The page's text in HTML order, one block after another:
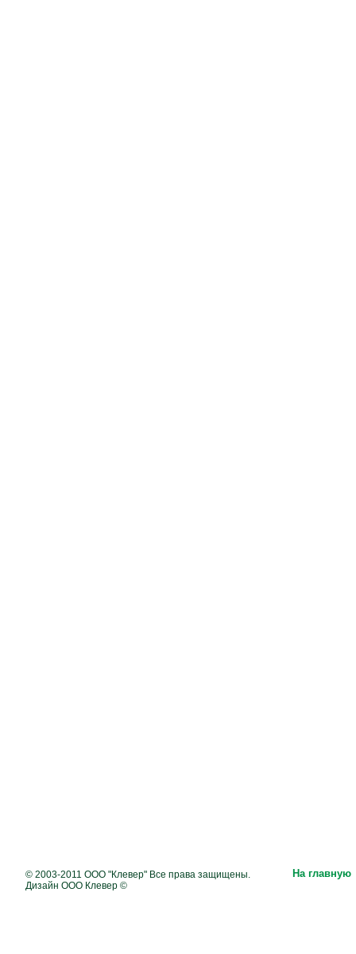
© 2003-2011 ООО "Клевер" Все права защищены.
Дизайн ООО Клевер ©
На главную